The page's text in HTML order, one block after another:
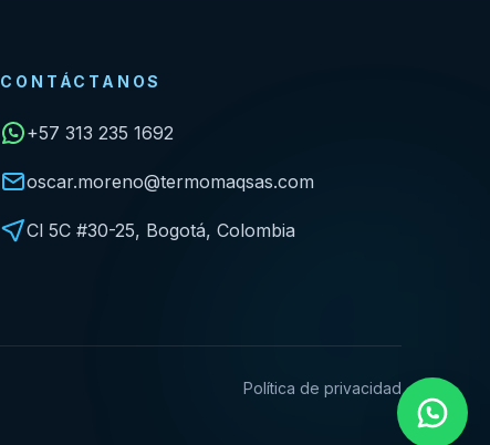
CONTÁCTANOS
+57 313 235 1692
oscar.moreno@termomaqsas.com
Cl 5C #30-25, Bogotá, Colombia
Política de privacidad